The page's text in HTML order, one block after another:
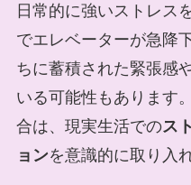
日常的に強いストレス
でエレベーターが急降
ちに蓄積された緊張感
いる可能性もあります
合は、現実生活でのス
ョンを意識的に取り入